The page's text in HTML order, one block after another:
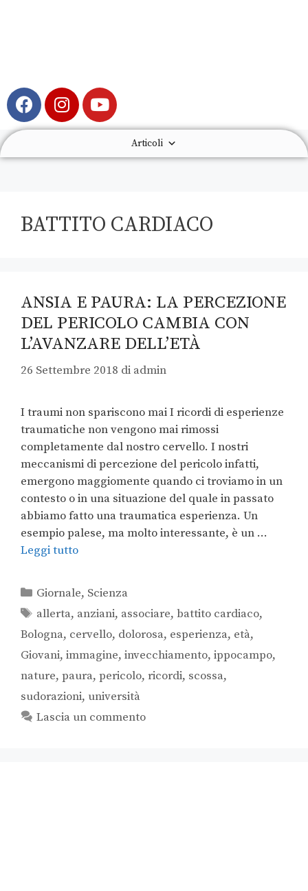
Articoli
BATTITO CARDIACO
ANSIA E PAURA: LA PERCEZIONE
DEL PERICOLO CAMBIA CON
L’AVANZARE DELL’ETÀ
26 Settembre 2018 di admin
I traumi non spariscono mai I ricordi di esperienze
traumatiche non vengono mai rimossi
completamente dal nostro cervello. I nostri
meccanismi di percezione del pericolo infatti,
emergono maggiomente quando ci troviamo in un
contesto o in una situazione del quale in passato
abbiamo fatto una traumatica esperienza. Un
esempio palese, ma molto interessante, è un …
Leggi tutto
Giornale, Scienza
allerta, anziani, associare,battito cardiaco,
Bologna, cervello, dolorosa, esperienza, età,
Giovani, immagine, invecchiamento, ippocampo,
nature, paura, pericolo, ricordi, scossa,
sudorazioni, università
Lascia un commento